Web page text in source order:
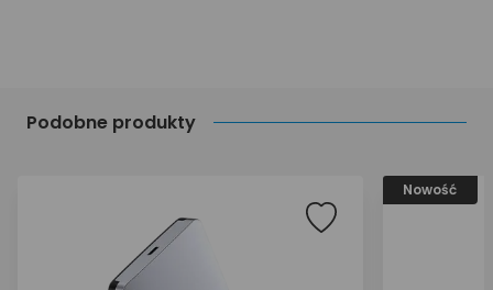
Podobne produkty
Nowość